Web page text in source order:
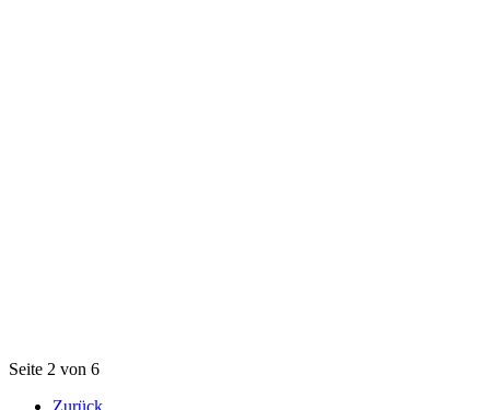
Seite 2 von 6
Zurück